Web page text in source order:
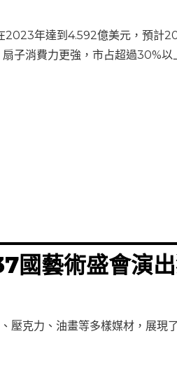
年達到4.592億美元，預計
子消費力更強，市占超過30%以
國藝術盛會演
壓克力、油畫等多樣媒材，展現